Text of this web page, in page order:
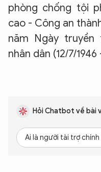
phòng chống tội
cao - Công an
năm Ngày truyền
nhân dân (12/7/
Hỏi Chatbot về bài
Ai là người tài trợ
Hãy hỏi tôi bất
An Ninh Thủ